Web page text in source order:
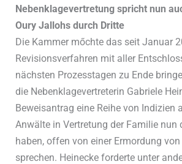
Nebenklagevertretung spricht nun
Oury Jallohs durch Dritte
Die Kammer mőchte das seit Januar
Revisionsverfahren mit aller
nächsten Prozesstagen zu Ende
die Nebenklagevertreterin Gabriele
Beweisantrag eine Reihe von Indizien
Anwälte in Vertretung der Familie nun
haben, offen von einer Ermordung
sprechen. Heinecke forderte unter